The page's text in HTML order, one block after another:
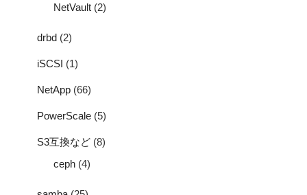
NetVault (2)
drbd (2)
iSCSI (1)
NetApp (66)
PowerScale (5)
S3互換など (8)
ceph (4)